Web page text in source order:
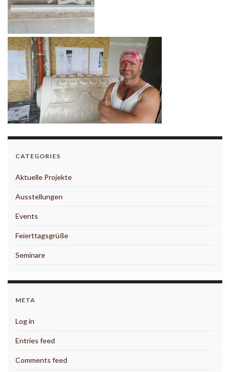
CATEGORIES
Aktuelle Projekte
Ausstellungen
Events
Feierttagsgrüße
Seminare
META
Log in
Entries feed
Comments feed